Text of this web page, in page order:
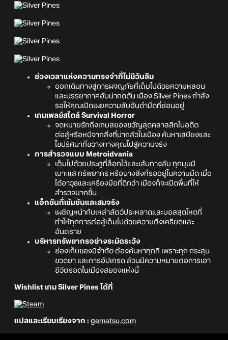
ช่วงเวลาแห่งความทรงจำที่ไม่มีวันลืม
ออกเดินทางสู่การผจญภัยที่เต็มไปด้วยความหลอน
และบรรยากาศอันน่ากดดัน เมือง Silver Pines กำลัง
รอให้คุณเปิดเผยความลับอันดำมืดที่ซ่อนอยู่
เกมเพลย์สไตล์ Survival Horror
จดหมายรักถึงเกมสยองขวัญสุดคลาสสิกในอดีต
ต่อสู้หรือหนีจากสิ่งที่น่ากลัวในเมือง ค้นหาเสบียงและ
ไขปริศนาที่ขวางทางคุณไปสู่ความจริง
การสำรวจแบบ Metroidvania
เต็มไปด้วยประตูที่ล็อกไว้และเส้นทางลับ ทุกมุมมี
เบาะแส ทรัพยากร หรือบางสิ่งที่รออยู่ในความมืด เมื่อ
ได้อาวุธและเครื่องมือที่ดีกว่า เมืองก็จะเปิดพื้นที่ให้
สำรวจมากขึ้น
แอ็กชันที่เข้มข้นและสมจริง
เผชิญหน้ากับเหล่าสัตว์ประหลาดและบอสสุดโหดที่
ทำให้ทุกการต่อสู้เต็มไปด้วยความตึงเครียดและ
อันตราย
บริหารทรัพยากรอย่างระมัดระวัง
ช่องเก็บของมีจำกัด ต้องค้นหาทุกที่ เพราะทุก กระสุน
ขวดยา และการอัปเกรด ล้วนมีความหมายต่อการเอา
ชีวิตรอดในเมืองสยองแห่งนี้
Wishlist เกม Silver Pines ได้ที่
แปลและเรียบเรียงจาก : gematsu.com